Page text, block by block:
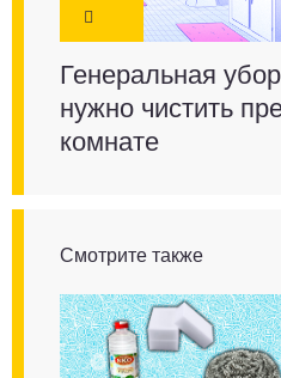
Генеральная
нужно чистить
комнате
Смотрите также